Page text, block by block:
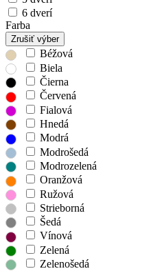
6 dverí
Farba
Zrušiť výber
Béžová
Biela
Čierna
Červená
Fialová
Hnedá
Modrá
Modrošedá
Modrozelená
Oranžová
Ružová
Strieborná
Šedá
Vínová
Zelená
Zelenošedá